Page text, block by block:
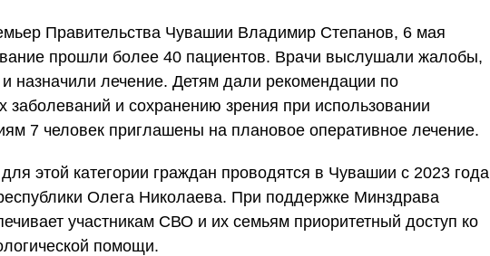
Правительства Чувашии Владимир Степанов, 6 мая
прошли более 40 пациентов. Врачи выслушали жалобы,
назначили лечение. Детям дали рекомендации по
заболеваний и сохранению зрения при использовании
7 человек приглашены на плановое оперативное лечение.
этой категории граждан проводятся в Чувашии с 2023 года
Олега Николаева. При поддержке Минздрава
участникам СВО и их семьям приоритетный доступ ко
помощи.